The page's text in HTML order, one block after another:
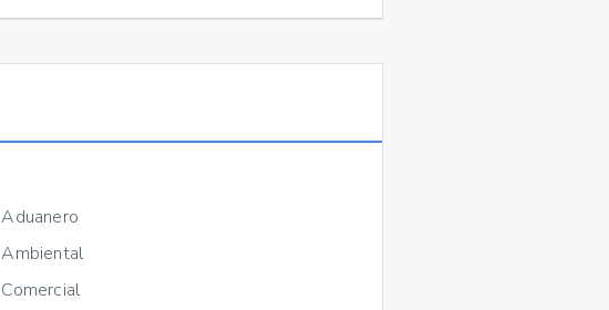
Aduanero
Ambiental
Comercial